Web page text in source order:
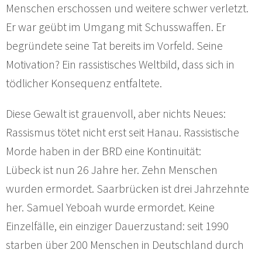
Menschen erschossen und weitere schwer verletzt.
Er war geübt im Umgang mit Schusswaffen. Er
begründete seine Tat bereits im Vorfeld. Seine
Motivation? Ein rassistisches Weltbild, dass sich in
tödlicher Konsequenz entfaltete.
Diese Gewalt ist grauenvoll, aber nichts Neues:
Rassismus tötet nicht erst seit Hanau. Rassistische
Morde haben in der BRD eine Kontinuität:
Lübeck ist nun 26 Jahre her. Zehn Menschen
wurden ermordet. Saarbrücken ist drei Jahrzehnte
her. Samuel Yeboah wurde ermordet. Keine
Einzelfälle, ein einziger Dauerzustand: seit 1990
starben über 200 Menschen in Deutschland durch